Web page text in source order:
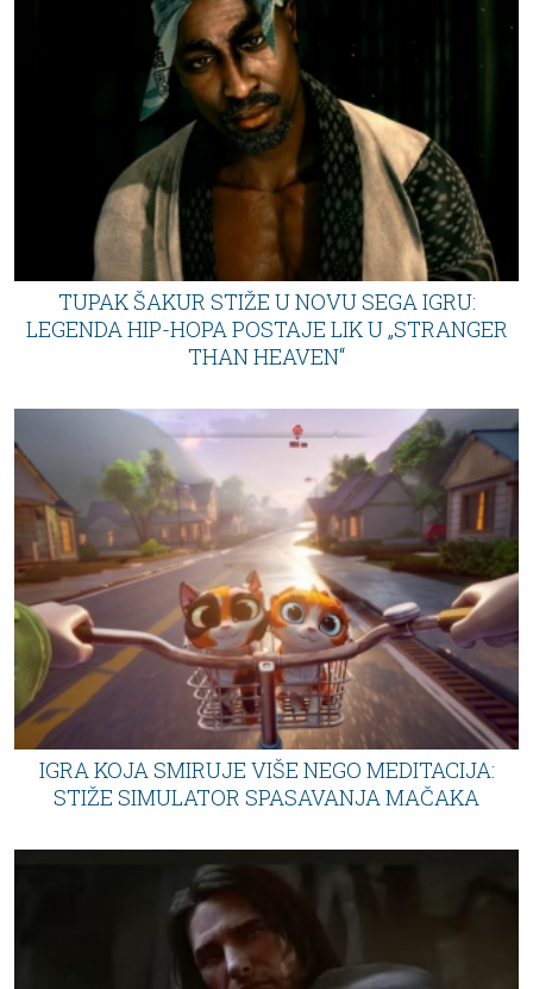
TUPAK ŠAKUR STIŽE U NOVU SEGA IGRU:
LEGENDA HIP-HOPA POSTAJE LIK U „STRANGER
THAN HEAVEN“
IGRA KOJA SMIRUJE VIŠE NEGO MEDITACIJA:
STIŽE SIMULATOR SPASAVANJA MAČAKA